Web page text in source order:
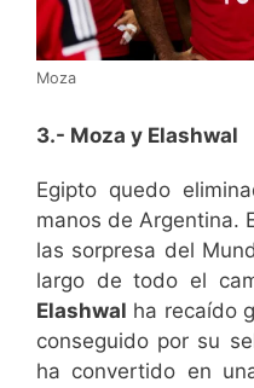
Moza
3.- Moza y Elashwal
Egipto quedo
manos de Argentina.
las sorpresa del
largo de todo el
Elashwal ha recaído
conseguido por su
ha convertido en